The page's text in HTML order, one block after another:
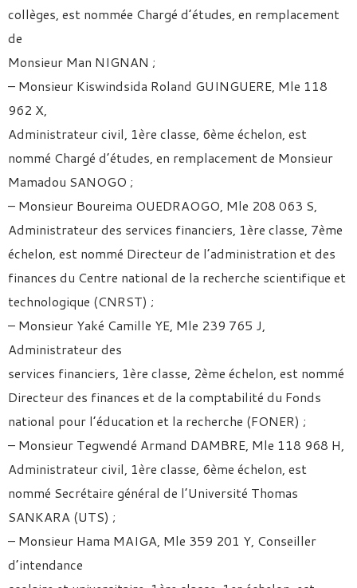
collèges, est nommée Chargé d’études, en remplacement
de
Monsieur Man NIGNAN ;
– Monsieur Kiswindsida Roland GUINGUERE, Mle 118
962 X,
Administrateur civil, 1ère classe, 6ème échelon, est
nommé Chargé d’études, en remplacement de Monsieur
Mamadou SANOGO ;
– Monsieur Boureima OUEDRAOGO, Mle 208 063 S,
Administrateur des services financiers, 1ère classe, 7ème
échelon, est nommé Directeur de l’administration et des
finances du Centre national de la recherche scientifique et
technologique (CNRST) ;
– Monsieur Yaké Camille YE, Mle 239 765 J,
Administrateur des
services financiers, 1ère classe, 2ème échelon, est nommé
Directeur des finances et de la comptabilité du Fonds
national pour l’éducation et la recherche (FONER) ;
– Monsieur Tegwendé Armand DAMBRE, Mle 118 968 H,
Administrateur civil, 1ère classe, 6ème échelon, est
nommé Secrétaire général de l’Université Thomas
SANKARA (UTS) ;
– Monsieur Hama MAIGA, Mle 359 201 Y, Conseiller
d’intendance